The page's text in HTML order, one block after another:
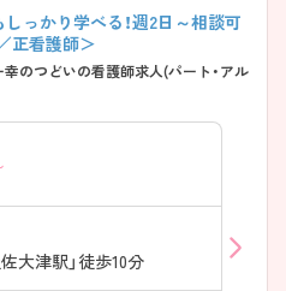
しっかり学べる！週2日～相談可
正看護師＞
のつどいの看護師求人(パート・アル
大津駅」徒歩10分